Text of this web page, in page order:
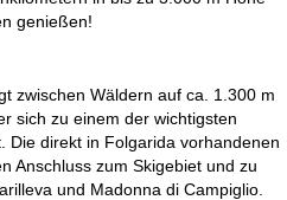
genießen!
zwischen Wäldern auf ca. 1.300 m
sich zu einem der wichtigsten
Die direkt in Folgarida vorhandenen
Anschluss zum Skigebiet und zu
und Madonna di Campiglio.